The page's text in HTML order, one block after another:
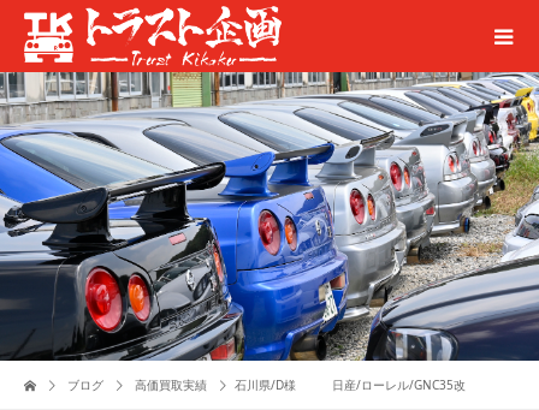
ブログ 高価買取実績 石川県/D様 日産/ローレル/GNC35改